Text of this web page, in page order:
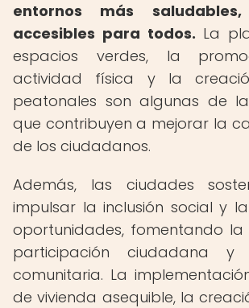
entornos más
accesibles para todos. La
espacios verdes, la
actividad física y la
peatonales son algunas de
que contribuyen a mejorar la
de los ciudadanos.
Además, las ciudades
impulsar la inclusión social y
oportunidades, fomentando la
participación ciudadana y
comunitaria. La
de vivienda asequible, la